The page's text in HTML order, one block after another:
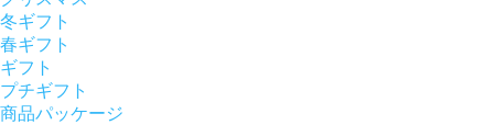
冬ギフト
春ギフト
ギフト
プチギフト
商品パッケージ